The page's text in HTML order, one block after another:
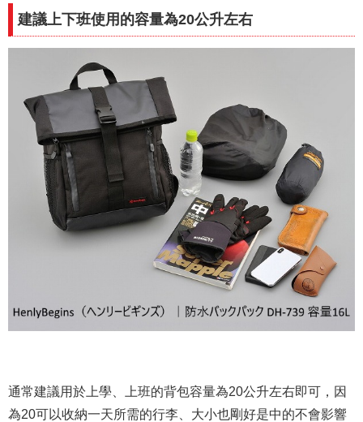
建議上下班使用的容量為20公升左右
通常建議用於上學、上班的背包容量為20公升左右即可，因
為20可以收納一天所需的行李、大小也剛好是中的不會影響